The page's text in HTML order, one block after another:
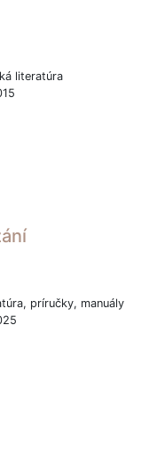
literatúra
príručky, manuály